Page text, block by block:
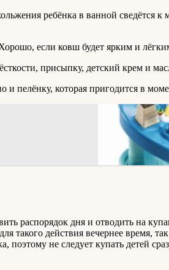
ребёнка в ванной
если ковш будет ярким и
присыпку, детский крем и
пелёнку, которая пригодится в
распорядок дня и отводить на
действия вечернее время, так
не следует купать детей